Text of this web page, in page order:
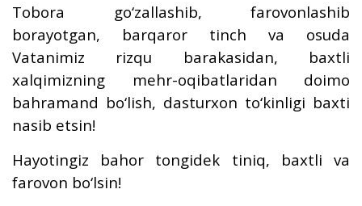
Tobora go‘zallashib, farovonlashib
borayotgan, barqaror tinch va osuda
Vatanimiz rizqu barakasidan, baxtli
xalqimizning mehr-oqibatlaridan doimo
bahramand bo‘lish, dasturxon to‘kinligi baxti
nasib etsin!
Hayotingiz bahor tongidek tiniq, baxtli va
farovon bo‘lsin!